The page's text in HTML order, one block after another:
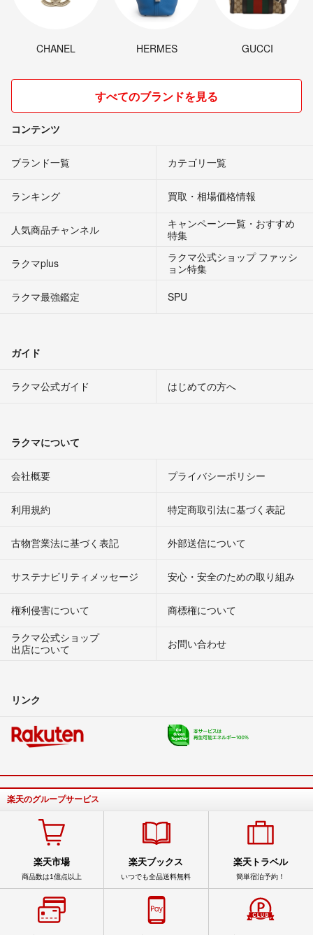
CHANEL HERMES GUCCI
すべてのブランドを見る
コンテンツ
ブランド一覧 カテゴリ一覧
ランキング 買取・相場価格情報
人気商品チャンネル
キャンペーン一覧・おすすめ
特集
ラクマplus
ラクマ公式ショップ ファッシ
ョン特集
ラクマ最強鑑定
SPU
ガイド
ラクマ公式ガイド はじめての方へ
ラクマについて
会社概要 プライバシーポリシー
利用規約 特定商取引法に基づく表記
古物営業法に基づく表記 外部送信について
サステナビリティメッセージ 安心・安全のための取り組み
権利侵害について
商標権について
ラクマ公式ショップ
出店について
お問い合わせ
リンク
楽天のグループサービス
楽天市場
商品数は1億点以上
楽天ブックス
いつでも全品送料無料
楽天トラベル
簡単宿泊予約！